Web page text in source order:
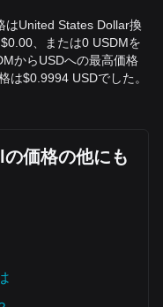
はUnited States Dollar換
、または0 USDMを
からUSDへの最高価格
は$0.9994 USDでした。
価格の他にも